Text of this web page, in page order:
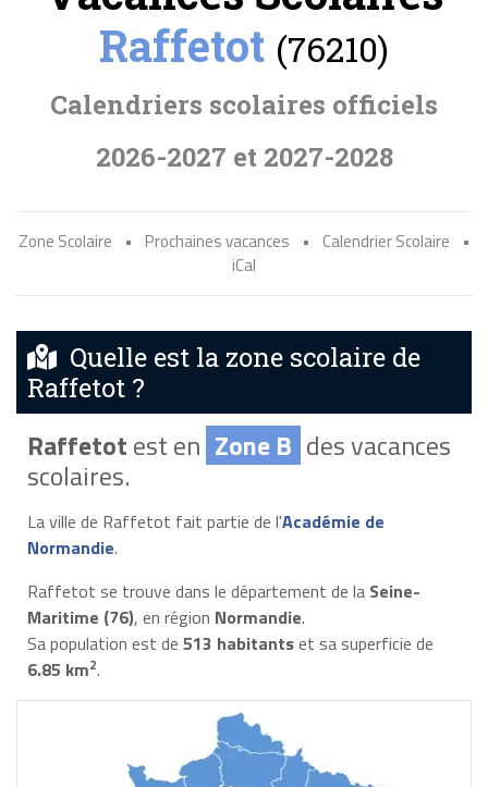
Raffetot (76210)
Calendriers scolaires officiels
2026-2027 et 2027-2028
Zone Scolaire • Prochaines vacances • Calendrier Scolaire
•
iCal
Quelle est la zone scolaire de
Raffetot ?
Raffetotest en Zone B des vacances
scolaires.
La ville de Raffetot fait partie de l'Académie de
Normandie.
Raffetot se trouve dans le département de la Seine-
Maritime (76), en région Normandie.
Sa population est de 513 habitantset sa superficie de
6.85 km2.